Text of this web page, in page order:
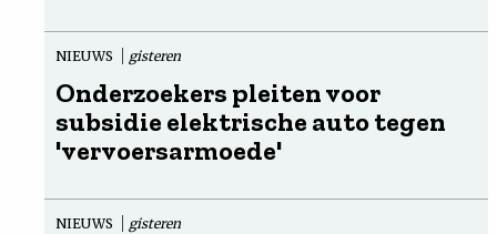
NIEUWS gisteren
Onderzoekers pleiten voor
subsidie elektrische auto tegen
'vervoersarmoede'
NIEUWS gisteren